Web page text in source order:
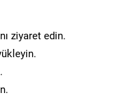
ziyaret edin.